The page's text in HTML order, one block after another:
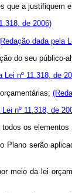
que a
de 2006)
dada pela
do seu público-
Lei nº 11.318, de
nº 11.318, de
os
Plano serão
meio da lei